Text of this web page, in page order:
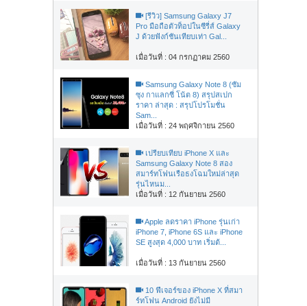
[รีวิว] Samsung Galaxy J7
Pro มือถือตัวท็อปในซีรี่ส์ Galaxy
J ด้วยฟังก์ชันเทียบเท่า Gal...
เมื่อวันที่ : 04 กรกฏาคม 2560
Samsung Galaxy Note 8 (ซัม
ซุง กาแลกซี่ โน้ต 8) สรุปสเปก
ราคา ล่าสุด : สรุปโปรโมชั่น
Sam...
เมื่อวันที่ : 24 พฤศจิกายน 2560
เปรียบเทียบ iPhone X และ
Samsung Galaxy Note 8 สอง
สมาร์ทโฟนเรือธงโฉมใหม่ล่าสุด
รุ่นไหนม...
เมื่อวันที่ : 12 กันยายน 2560
Apple ลดราคา iPhone รุ่นเก่า
iPhone 7, iPhone 6S และ iPhone
SE สูงสุด 4,000 บาท เริ่มต้...
เมื่อวันที่ : 13 กันยายน 2560
10 ฟีเจอร์ของ iPhone X ที่สมา
ร์ทโฟน Android ยังไม่มี